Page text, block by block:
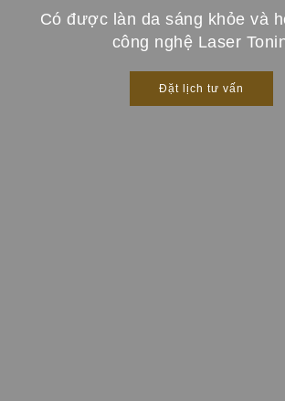
Có được làn da sáng khỏe và
công nghệ Laser
Đặt lịch tư vấn